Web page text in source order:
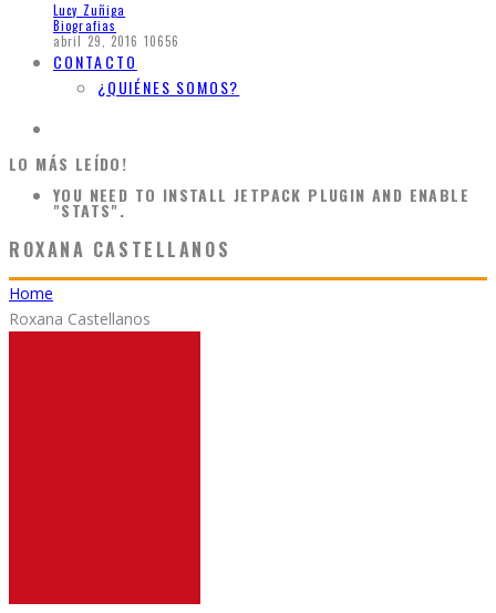
Lucy Zuñiga
Biografias
abril 29, 2016 10656
CONTACTO
¿QUIÉNES SOMOS?
LO MÁS LEÍDO!
YOU NEED TO INSTALL JETPACK PLUGIN AND ENABLE
"STATS".
ROXANA CASTELLANOS
Home
Roxana Castellanos